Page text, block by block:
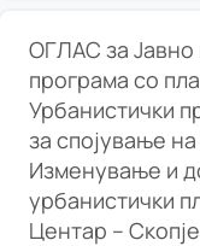
ОГЛАС за Јавно
програма со
Урбанистички
за спојување
Изменување и
урбанистички
Центар – Скопје